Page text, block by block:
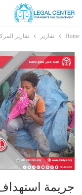
Home تقارير تقارير
جريمة